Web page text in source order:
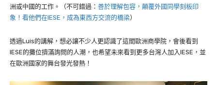
洲或中國的工作。（不可錯過： 善於理解包容，顛覆外國同學刻板印
象！看他們在IESE，成為東西方交流的橋梁）
透過Luis的講解，想必讓不少人更認識了這間歐洲商學院，會後看到
IESE的攤位擠滿詢問的人潮，也希望未來看到更多台灣人加入IESE ，並
在歐洲國家的舞台發光發熱！